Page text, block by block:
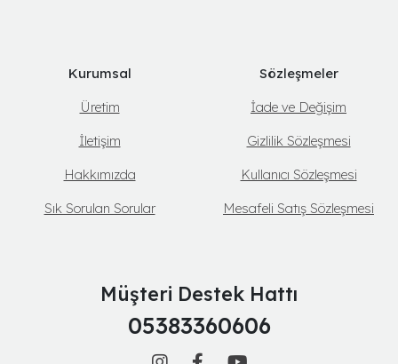
Kurumsal
Üretim
İletişim
Hakkımızda
Sık Sorulan Sorular
Sözleşmeler
İade ve Değişim
Gizlilik Sözleşmesi
Kullanıcı Sözleşmesi
Mesafeli Satış Sözleşmesi
Müşteri Destek Hattı
05383360606